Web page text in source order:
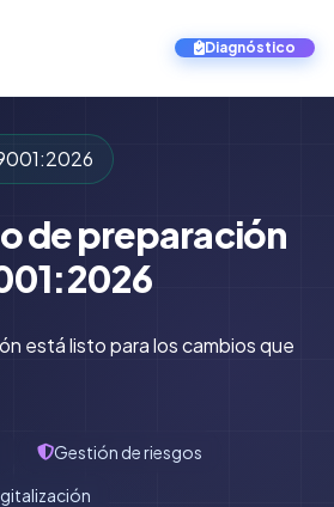
Diagnóstico
de preparación
está listo para los cambios que
Gestión de riesgos